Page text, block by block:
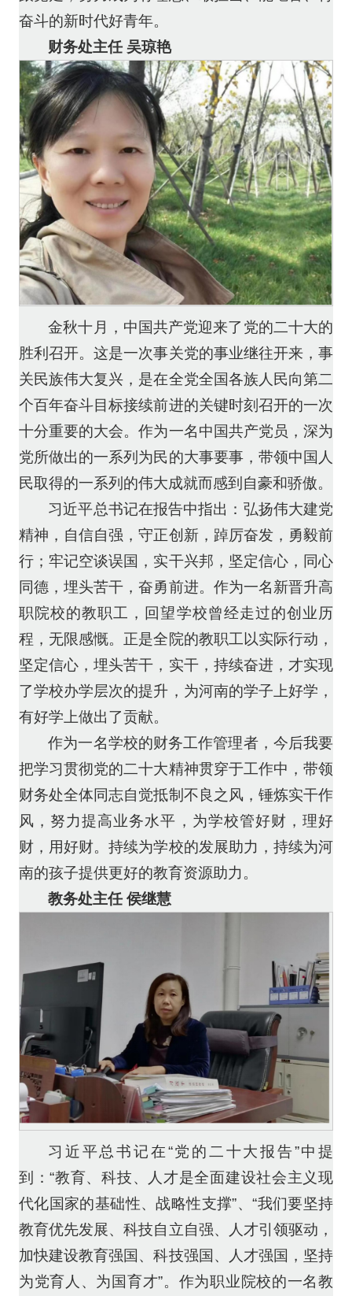
奋斗的新时代好青年。
财务处主任 吴琼艳
金秋十月，中国共产党迎来了党的二十大的
胜利召开。这是一次事关党的事业继往开来，事
关民族伟大复兴，是在全党全国各族人民向第二
个百年奋斗目标接续前进的关键时刻召开的一次
十分重要的大会。作为一名中国共产党员，深为
党所做出的一系列为民的大事要事，带领中国人
民取得的一系列的伟大成就而感到自豪和骄傲。
习近平总书记在报告中指出：弘扬伟大建党
精神，自信自强，守正创新，踔厉奋发，勇毅前
行；牢记空谈误国，实干兴邦，坚定信心，同心
同德，埋头苦干，奋勇前进。作为一名新晋升高
职院校的教职工，回望学校曾经走过的创业历
程，无限感慨。正是全院的教职工以实际行动，
坚定信心，埋头苦干，实干，持续奋进，才实现
了学校办学层次的提升，为河南的学子上好学，
有好学上做出了贡献。
作为一名学校的财务工作管理者，今后我要
把学习贯彻党的二十大精神贯穿于工作中，带领
财务处全体同志自觉抵制不良之风，锤炼实干作
风，努力提高业务水平，为学校管好财，理好
财，用好财。持续为学校的发展助力，持续为河
南的孩子提供更好的教育资源助力。
教务处主任 侯继慧
习近平总书记在“党的二十大报告”中提
到：“教育、科技、人才是全面建设社会主义现
代化国家的基础性、战略性支撑”、“我们要坚持
教育优先发展、科技自立自强、人才引领驱动，
加快建设教育强国、科技强国、人才强国，坚持
为党育人、为国育才”。作为职业院校的一名教